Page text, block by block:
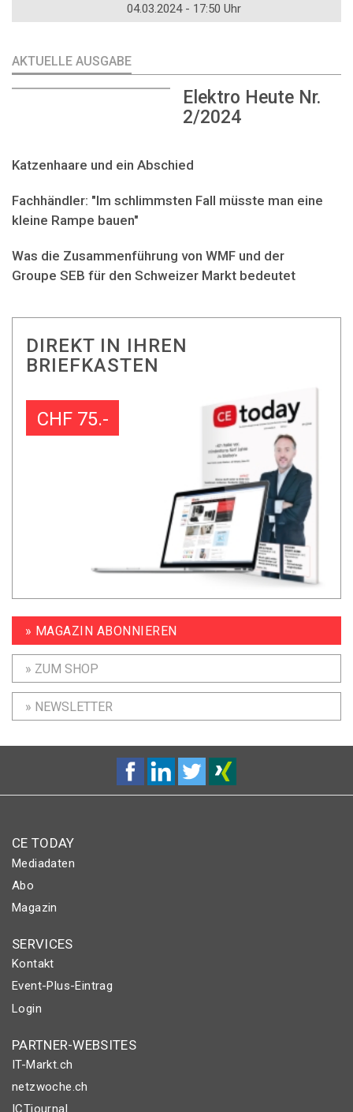
04.03.2024 - 17:50 Uhr
AKTUELLE AUSGABE
Elektro Heute Nr.
2/2024
Katzenhaare und ein Abschied
Fachhändler: "Im schlimmsten Fall müsste man eine
kleine Rampe bauen"
Was die Zusammenführung von WMF und der
Groupe SEB für den Schweizer Markt bedeutet
DIREKT IN IHREN
BRIEFKASTEN
CHF 75.-
» MAGAZIN ABONNIEREN
» ZUM SHOP
» NEWSLETTER
CE TODAY
Mediadaten
Abo
Magazin
SERVICES
Kontakt
Event-Plus-Eintrag
Login
PARTNER-WEBSITES
IT-Markt.ch
netzwoche.ch
ICTjournal